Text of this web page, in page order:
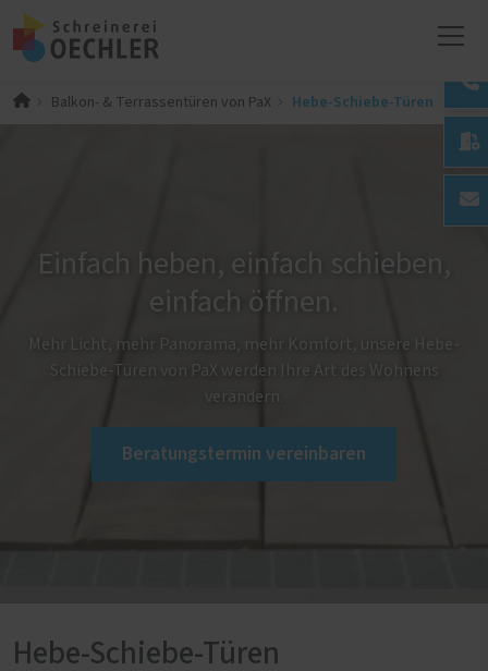
Balkon- & Terrassentüren von PaX Hebe-Schiebe-Türen
Einfach heben, einfach schieben,
einfach öffnen.
Mehr Licht, mehr Panorama, mehr Komfort, unsere Hebe-
Schiebe-Türen von PaX werden Ihre Art des Wohnens
verändern.
Beratungstermin vereinbaren
Hebe-Schiebe-Türen
